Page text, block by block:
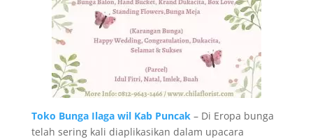
Toko Bunga Ilaga wil Kab Puncak– Di Eropa bunga
telah sering kali diaplikasikan dalam upacara